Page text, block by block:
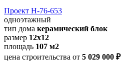
Проект Н-76-653
одноэтажный
тип дома керамический блок
размер 12x12
площадь 107 м2
цена строительства от 5 029 000 ₽